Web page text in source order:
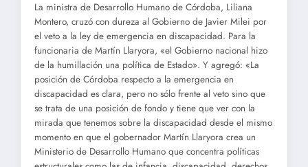
La ministra de Desarrollo Humano de Córdoba, Liliana
Montero, cruzó con dureza al Gobierno de Javier Milei por
el veto a la ley de emergencia en discapacidad. Para la
funcionaria de Martín Llaryora, «el Gobierno nacional hizo
de la humillación una política de Estado». Y agregó: «La
posición de Córdoba respecto a la emergencia en
discapacidad es clara, pero no sólo frente al veto sino que
se trata de una posición de fondo y tiene que ver con la
mirada que tenemos sobre la discapacidad desde el mismo
momento en que el gobernador Martín Llaryora crea un
Ministerio de Desarrollo Humano que concentra políticas